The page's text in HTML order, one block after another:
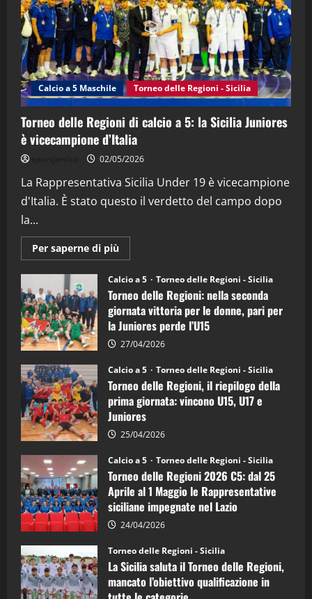
3 21/04/2026
4
"SportEmpire" in Podcast Sport News
“SportEmpire” in Podcast: 27^ Puntata
(Martedi 14 Aprile 2026)
15/04/2026
"SportEmpire" in Podcast
“SportEmpire” in Podcast: 26^ Puntata
08/04/2026
Calcio a 5 Maschile Torneo delle Regioni - Sicilia
Torneo delle Regioni di calcio a 5: la Sicilia Juniores
è vicecampione d’Italia
02/05/2026
La Rappresentativa Sicilia Under 19 è vicecampione
d'Italia. È stato questo il verdetto del campo dopo
la...
Per saperne di più
informazioni
Torneo
delle
Regioni
di
calcio
a
5:
la
Juniores
è
vicecampione
d’Italia
Calcio a 5 Torneo delle Regioni - Sicilia
Torneo delle Regioni: nella seconda
giornata vittoria per le donne, pari per
la Juniores perde l’U15
27/04/2026
Calcio a 5 Torneo delle Regioni - Sicilia
Torneo delle Regioni, il riepilogo della
prima giornata: vincono U15, U17 e
Juniores
25/04/2026
Calcio a 5 Torneo delle Regioni - Sicilia
Torneo delle Regioni 2026 C5: dal 25
Aprile al 1 Maggio le Rappresentative
siciliane impegnate nel Lazio
24/04/2026
Torneo delle Regioni - Sicilia
La Sicilia saluta il Torneo delle Regioni,
mancato l’obiettivo qualificazione in